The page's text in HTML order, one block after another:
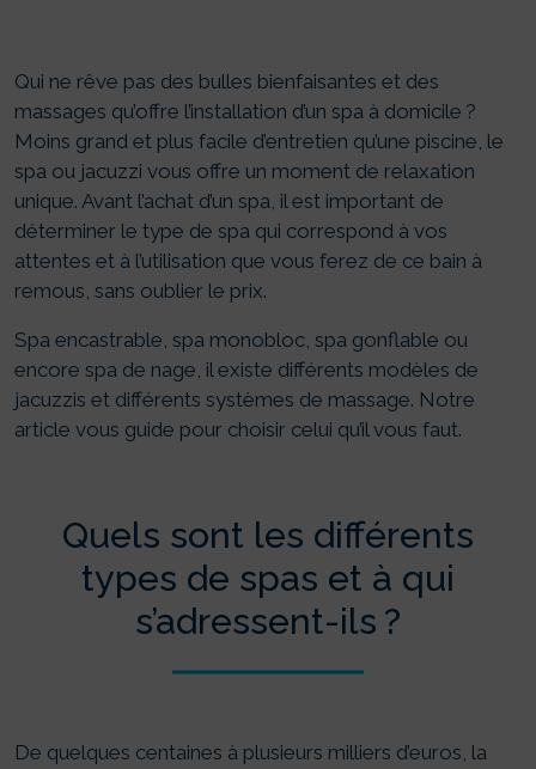
Qui ne rêve pas des bulles bienfaisantes et des
massages qu’offre l’installation d’un spa à domicile ?
Moins grand et plus facile d’entretien qu’une piscine, le
spa ou jacuzzi vous offre un moment de relaxation
unique. Avant l’achat d’un spa, il est important de
déterminer le type de spa qui correspond à vos
attentes et à l’utilisation que vous ferez de ce bain à
remous, sans oublier le prix.
Spa encastrable, spa monobloc, spa gonflable ou
encore spa de nage, il existe différents modèles de
jacuzzis et différents systèmes de massage. Notre
article vous guide pour choisir celui qu’il vous faut.
Quels sont les différents
types de spas et à qui
s’adressent-ils ?
De quelques centaines à plusieurs milliers d’euros, la